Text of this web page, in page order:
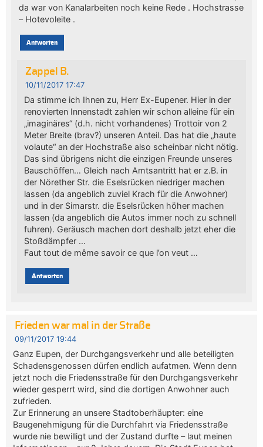
da war von Kanalarbeiten noch keine Rede . Hochstrasse
– Hotevoleite .
Antworten
Zappel B.
10/11/2017 17:47
Da stimme ich Ihnen zu, Herr Ex-Eupener. Hier in der
renovierten Innenstadt zahlen wir schon alleine für ein
„imaginäres“ (d.h. nicht vorhandenes) Trottoir von 2
Meter Breite (brav?) unseren Anteil. Das hat die „haute
volaute“ an der Hochstraße also scheinbar nicht nötig.
Das sind übrigens nicht die einzigen Freunde unseres
Bauschöffen… Gleich nach Amtsantritt hat er z.B. in
der Nörether Str. die Eselsrücken niedriger machen
lassen (da angeblich zuviel Krach für die Anwohner)
und in der Simarstr. die Eselsrücken höher machen
lassen (da angeblich die Autos immer noch zu schnell
fuhren). Geräusch machen dort deshalb jetzt eher die
Stoßdämpfer …
Faut tout de même savoir ce que l’on veut …
Antworten
Frieden war mal in der Straße
09/11/2017 19:44
Ganz Eupen, der Durchgangsverkehr und alle beteiligten
Schadensgenossen dürfen endlich aufatmen. Wenn denn
jetzt noch die Friedensstraße für den Durchgangsverkehr
wieder gesperrt wird, sind die dortigen Anwohner auch
zufrieden.
Zur Erinnerung an unsere Stadtoberhäupter: eine
Baugenehmigung für die Durchfahrt via Friedensstraße
wurde nie bewilligt und der Zustand durfte – laut meinen